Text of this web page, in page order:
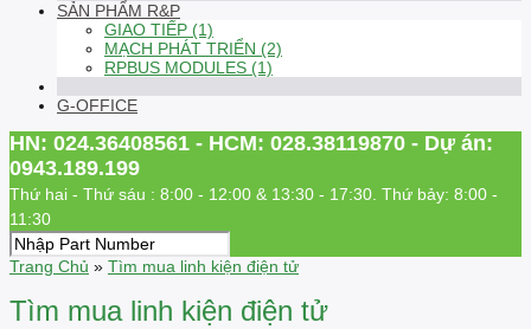
SẢN PHẨM R&P
GIAO TIẾP (1)
MẠCH PHÁT TRIỂN (2)
RPBUS MODULES (1)
G-OFFICE
HN: 024.36408561 - HCM: 028.38119870 - Dự án:
0943.189.199
Thứ hai - Thứ sáu : 8:00 - 12:00 & 13:30 - 17:30. Thứ bảy: 8:00 -
11:30
Trang Chủ » Tìm mua linh kiện điện tử
Tìm mua linh kiện điện tử